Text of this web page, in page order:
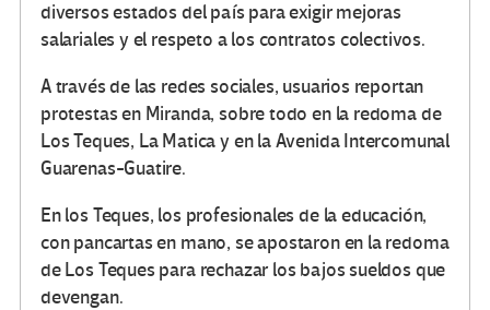
diversos estados del país para exigir mejoras
salariales y el respeto a los contratos colectivos.
A través de las redes sociales, usuarios reportan
protestas en Miranda, sobre todo en la redoma de
Los Teques, La Matica y en la Avenida Intercomunal
Guarenas-Guatire.
En los Teques, los profesionales de la educación,
con pancartas en mano, se apostaron en la redoma
de Los Teques para rechazar los bajos sueldos que
devengan.